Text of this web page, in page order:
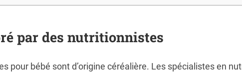
par des nutritionnistes
pour bébé sont d’origine céréalière. Les spécialistes en